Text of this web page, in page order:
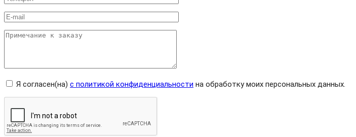
Я согласен(на) с политикой конфиденциальности на обработку моих персональных данных.